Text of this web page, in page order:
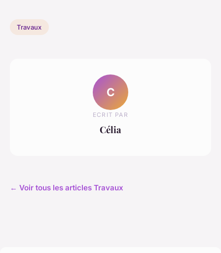
Travaux
C
ECRIT PAR
Célia
← Voir tous les articles Travaux